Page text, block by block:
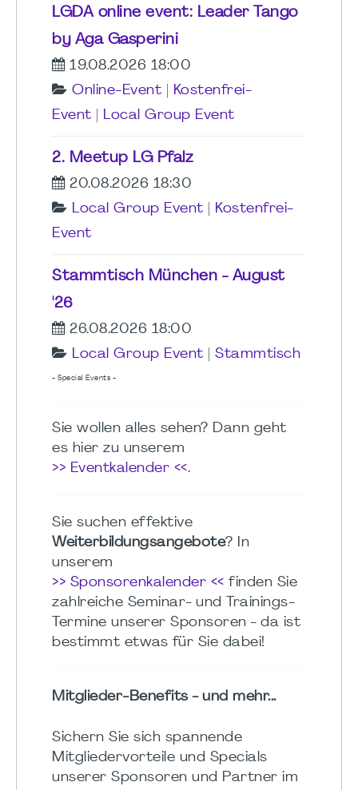
LGDA online event: Leader Tango
by Aga Gasperini
19.08.2026 18:00
Online-Event
Kostenfrei-
Event
Local Group Event
2. Meetup LG Pfalz
20.08.2026 18:30
Local Group Event
Kostenfrei-
Event
Stammtisch München - August
'26
26.08.2026 18:00
Local Group Event
Stammtisch
- Special Events -
Sie wollen alles sehen? Dann geht
es hier zu unserem
>> Eventkalender <<.
Sie suchen effektive
Weiterbildungsangebote? In
unserem
>> Sponsorenkalender << finden Sie
zahlreiche Seminar- und Trainings-
Termine unserer Sponsoren - da ist
bestimmt etwas für Sie dabei!
Mitglieder-Benefits - und mehr...
Sichern Sie sich spannende
Mitgliedervorteile und Specials
unserer Sponsoren und Partner im